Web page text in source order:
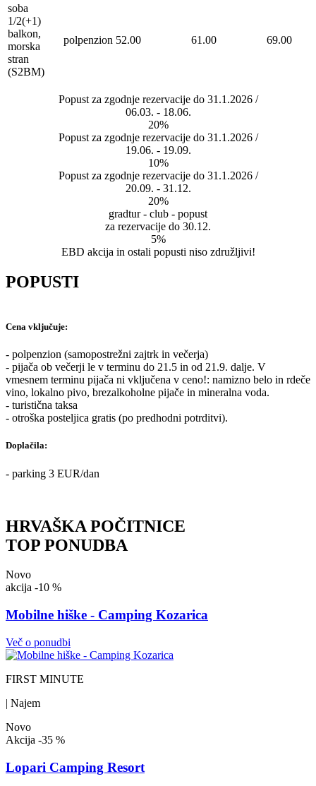
soba
1/2(+1)
balkon,
morska
stran
(S2BM)
polpenzion 52.00 61.00 69.00
Popust za zgodnje rezervacije do 31.1.2026 /
06.03. - 18.06.
20%
Popust za zgodnje rezervacije do 31.1.2026 /
19.06. - 19.09.
10%
Popust za zgodnje rezervacije do 31.1.2026 /
20.09. - 31.12.
20%
gradtur - club - popust
za rezervacije do 30.12.
5%
EBD akcija in ostali popusti niso združljivi!
POPUSTI
Cena vključuje:
- polpenzion (samopostrežni zajtrk in večerja)
- pijača ob večerji le v terminu do 21.5 in od 21.9. dalje. V
vmesnem terminu pijača ni vključena v ceno!: namizno belo in rdeče
vino, lokalno pivo, brezalkoholne pijače in mineralna voda.
- turistična taksa
- otroška posteljica gratis (po predhodni potrditvi).
Doplačila:
- parking 3 EUR/dan
HRVAŠKA POČITNICE
TOP PONUDBA
Novo
akcija -10 %
Mobilne hiške - Camping Kozarica
Več o ponudbi
FIRST MINUTE
| Najem
Novo
Akcija -35 %
Lopari Camping Resort